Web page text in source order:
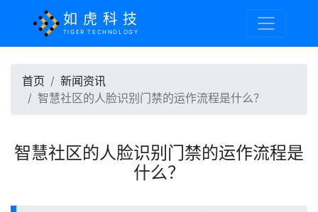
如虎科技
TIGER TECHNOLOGY
首页
新闻资讯
智慧社区的人脸识别门禁的运作流程是什么？
智慧社区的人脸识别门禁的运作流程是
什么？